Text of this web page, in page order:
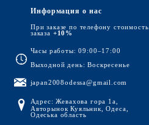
Информация о нас
При заказе по телефону стоимость
заказа +10%
Часы работы: 09:00–17:00
Выходной день: Воскресенье
japan2008odessa@gmail.com
Адрес: Жевахова гора 1а,
Авторынок Куяльник, Одеса,
Одеська область